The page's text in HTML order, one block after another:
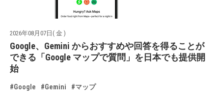
2026年08月07日( 金 )
Google、Gemini からおすすめや回答を得ることが
できる「Google マップで質問」を日本でも提供開
始
#Google #Gemini #マップ